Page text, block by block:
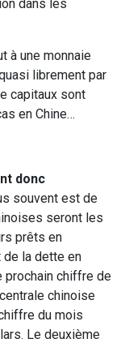
dans les
à une monnaie
librement par
capitaux sont
en Chine…
donc
souvent est de
seront les
prêts en
la dette en
prochain chiffre de
chinoise
du mois
Le deuxième